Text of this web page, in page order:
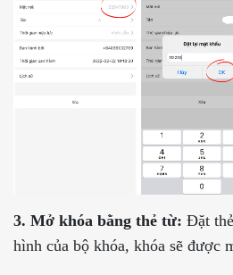
3. Mở khóa bằng thẻ từ: Đặt
hình của bộ khóa, khóa sẽ được